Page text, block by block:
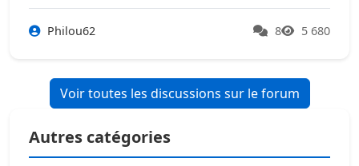
Philou62 8 5 680
Voir toutes les discussions sur le forum
Autres catégories